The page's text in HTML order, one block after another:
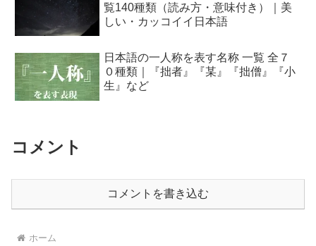
覧140種類（読み方・意味付き）｜美
しい・カッコイイ日本語
日本語の一人称を表す名称 一覧 全７
０種類｜『拙者』『某』『拙僧』『小
生』など
コメント
コメントを書き込む
ホーム